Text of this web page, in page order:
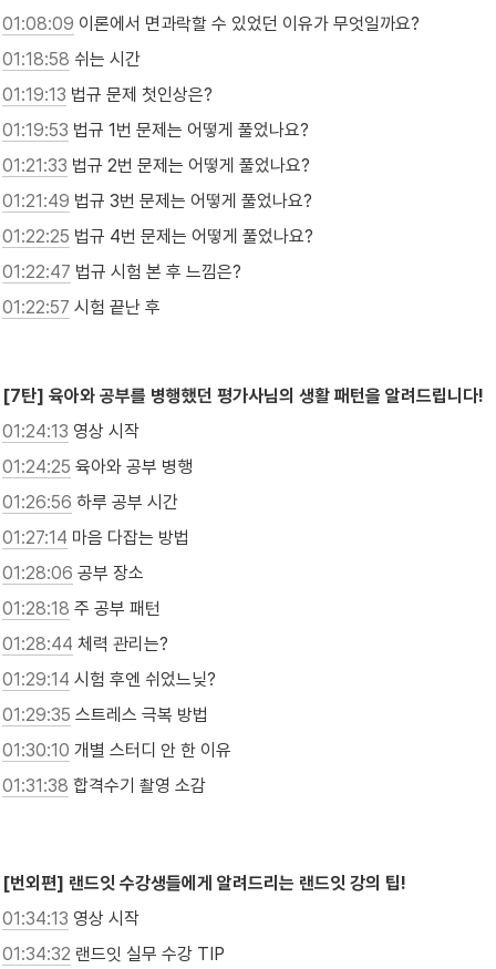
01:08:09 이론에서 면과락할 수 있었던 이유가 무엇일까요?
01:18:58 쉬는 시간
01:19:13 법규 문제 첫인상은?
01:19:53 법규 1번 문제는 어떻게 풀었나요?
01:21:33 법규 2번 문제는 어떻게 풀었나요?
01:21:49 법규 3번 문제는 어떻게 풀었나요?
01:22:25 법규 4번 문제는 어떻게 풀었나요?
01:22:47 법규 시험 본 후 느낌은?
01:22:57 시험 끝난 후
[7탄] 육아와 공부를 병행했던 평가사님의 생활 패턴을 알려드립니다!
01:24:13 영상 시작
01:24:25 육아와 공부 병행
01:26:56 하루 공부 시간
01:27:14 마음 다잡는 방법
01:28:06 공부 장소
01:28:18 주 공부 패턴
01:28:44 체력 관리는?
01:29:14 시험 후엔 쉬었느닞?
01:29:35 스트레스 극복 방법
01:30:10 개별 스터디 안 한 이유
01:31:38 합격수기 촬영 소감
[번외편] 랜드잇 수강생들에게 알려드리는 랜드잇 강의 팁!
01:34:13 영상 시작
01:34:32 랜드잇 실무 수강 TIP